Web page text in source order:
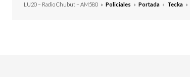
LU20 – Radio Chubut – AM580 » Policiales » Portada » Tecka »